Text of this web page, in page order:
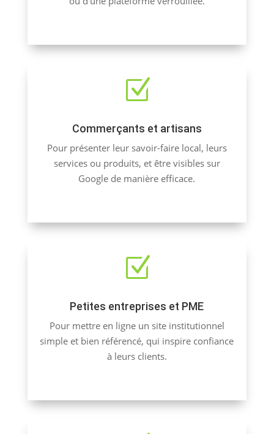
Z
Commerçants et artisans
Pour présenter leur savoir-faire local, leurs
services ou produits, et être visibles sur
Google de manière efficace.
Z
Petites entreprises et PME
Pour mettre en ligne un site institutionnel
simple et bien référencé, qui inspire confiance
à leurs clients.